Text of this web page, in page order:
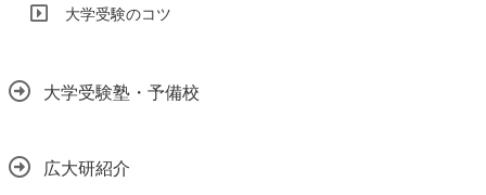
大学受験のコツ
大学受験塾・予備校
広大研紹介